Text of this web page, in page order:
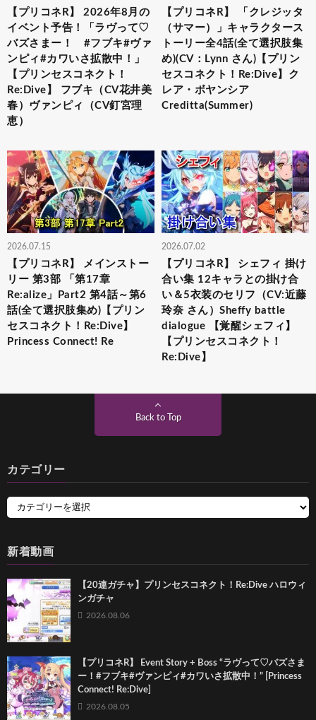
【プリコネR】 2026年8月の
イベント予告！「ラヴって♡
バズさまー！ #フブキ#ヴァ
ンピィ#カワいさ拡散中！」
【プリンセスコネクト！
Re:Dive】 フブキ（CV花井美
春）ヴァンピィ（CV釘宮理
恵）
【プリコネR】 「クレジッタ
（サマー）」キャラクタース
トーリー全4話(全て選択肢集
め)(CV：Lynn さん)【プリン
セスコネクト！Re:Dive】ク
レア・ボヤンシア
Creditta(Summer)
2026.07.15
【プリコネR】 メインストー
リー 第3部 「第17章
Re:alize」Part2 第4話～第6
話(全て選択肢集め)【プリン
セスコネクト！Re:Dive】
Princess Connect! Re
2026.07.02
【プリコネR】 シェフィ 掛け
合い集 12キャラとの掛け合
い＆5衣装のセリフ（CV:近藤
玲奈 さん）Sheffy battle
dialogue 【覚醒シェフィ】
【プリンセスコネクト！
Re:Dive】
Back to Top
カテゴリー
新着動画
【20連ガチャ】プリンセスコネクト！Re:Dive ハロウィ
ンガチャ
2026.08.06
【プリコネR】 Event Story + Boss “ラヴって♡バズさま
ー！#フブキ#ヴァンピィ#カワいさ拡散中！” [Princess
Connect! Re:Dive]
2026.08.05